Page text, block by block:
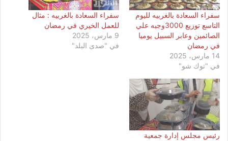
سفراء السعادة بالغربيه لليوم
التاسع توزيع 3000وجبه علي
الصائمين وعابر السبيل يوميا
في رمضان
14 مارس، 2025
في "توك شو"
سفراء السعادة بالغربيه : مثال
للعمل الخيري في رمضان
9 مارس، 2025
في "صدى البلد"
رئيس مجلس إدارة جمعية